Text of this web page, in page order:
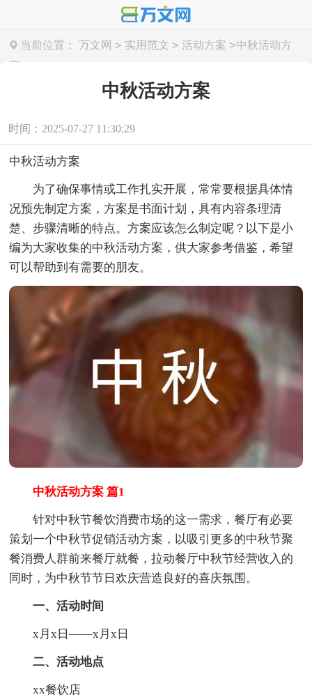
当前位置： 万文网 > 实用范文 > 活动方案 >中秋活动方
案
中秋活动方案
时间：2025-07-27 11:30:29
中秋活动方案
为了确保事情或工作扎实开展，常常要根据具体情
况预先制定方案，方案是书面计划，具有内容条理清
楚、步骤清晰的特点。方案应该怎么制定呢？以下是小
编为大家收集的中秋活动方案，供大家参考借鉴，希望
可以帮助到有需要的朋友。
中秋活动方案 篇1
针对中秋节餐饮消费市场的这一需求，餐厅有必要
策划一个中秋节促销活动方案，以吸引更多的中秋节聚
餐消费人群前来餐厅就餐，拉动餐厅中秋节经营收入的
同时，为中秋节节日欢庆营造良好的喜庆氛围。
一、活动时间
x月x日——x月x日
二、活动地点
xx餐饮店